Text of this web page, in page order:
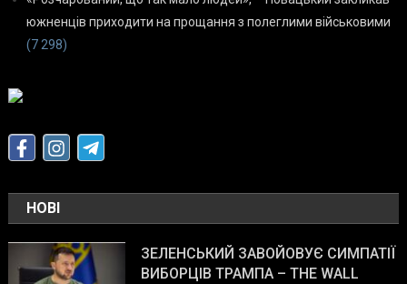
южненців приходити на прощання з полеглими військовими
(7 298)
НОВІ
ЗЕЛЕНСЬКИЙ ЗАВОЙОВУЄ СИМПАТІЇ
ВИБОРЦІВ ТРАМПА – THE WALL